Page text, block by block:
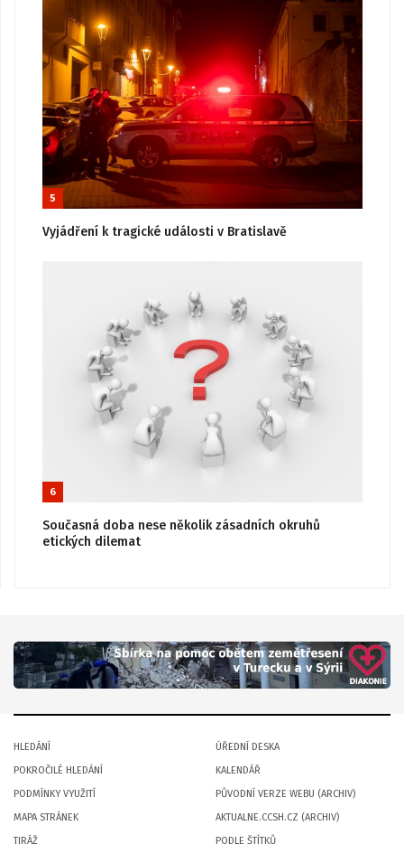
5
Vyjádření k tragické události v Bratislavě
6
Současná doba nese několik zásadních okruhů
etických dilemat
HLEDÁNÍ
POKROČILÉ HLEDÁNÍ
PODMÍNKY VYUŽITÍ
MAPA STRÁNEK
TIRÁŽ
ÚŘEDNÍ DESKA
KALENDÁŘ
PŮVODNÍ VERZE WEBU (ARCHIV)
AKTUALNE.CCSH.CZ (ARCHIV)
PODLE ŠTÍTKŮ